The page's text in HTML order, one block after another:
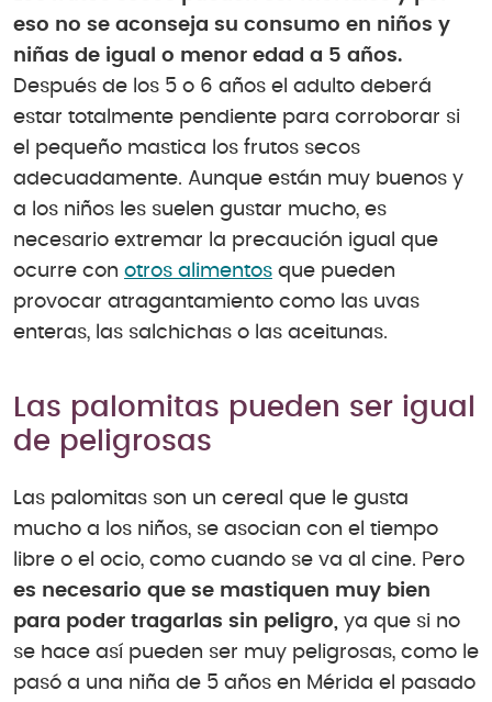
eso no se aconseja su consumo en niños y
niñas de igual o menor edad a 5 años.
Después de los 5 o 6 años el adulto deberá
estar totalmente pendiente para corroborar si
el pequeño mastica los frutos secos
adecuadamente. Aunque están muy buenos y
a los niños les suelen gustar mucho, es
necesario extremar la precaución igual que
ocurre con otros alimentos que pueden
provocar atragantamiento como las uvas
enteras, las salchichas o las aceitunas.
Las palomitas pueden ser igual
de peligrosas
Las palomitas son un cereal que le gusta
mucho a los niños, se asocian con el tiempo
libre o el ocio, como cuando se va al cine. Pero
es necesario que se mastiquen muy bien
para poder tragarlas sin peligro, ya que si no
se hace así pueden ser muy peligrosas, como le
pasó a una niña de 5 años en Mérida el pasado